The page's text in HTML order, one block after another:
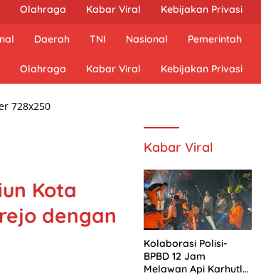
Olahraga Kabar Viral Kebijakan Privasi
Daerah TNI Nasional Pemerintah
Olahraga Kabar Viral Kebijakan Privasi
Kota
dengan
Kabar Viral
Kolaborasi Polisi-
BPBD 12 Jam
Melawan Api Karhutla